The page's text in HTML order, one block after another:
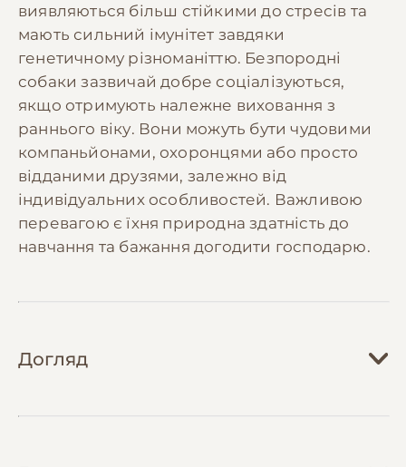
виявляються більш стійкими до стресів та
мають сильний імунітет завдяки
генетичному різноманіттю. Безпородні
собаки зазвичай добре соціалізуються,
якщо отримують належне виховання з
раннього віку. Вони можуть бути чудовими
компаньйонами, охоронцями або просто
відданими друзями, залежно від
індивідуальних особливостей. Важливою
перевагою є їхня природна здатність до
навчання та бажання догодити господарю.
Догляд